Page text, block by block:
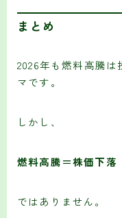
まとめ
2026年も燃料高騰
マです。
しかし、
燃料高騰＝株価下落
ではありません。